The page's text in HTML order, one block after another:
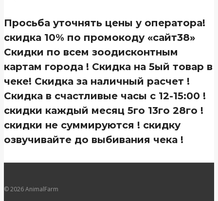
Просьба уточнять цены у оператора!
скидка 10% по промокоду «сайт38»
Скидки по всем зоодисконтным
картам города ! Скидка на 5ый товар в
чеке! Скидка за наличный расчет !
Скидка в счастливые часы с 12-15:00 !
скидки каждый месяц 5го 13го 28го !
скидки не суммируются ! скидку
озвучивайте до выбивания чека !
© 2026 AnimalFarm